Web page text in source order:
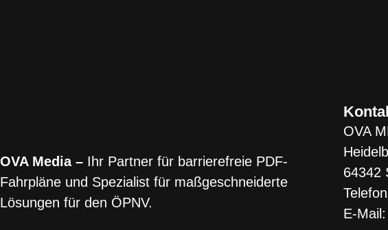
OVA Media – Ihr Partner für barrierefreie PDF-
Fahrpläne und Spezialist für maßgeschneiderte
Lösungen für den ÖPNV.
OVA
64342
E-